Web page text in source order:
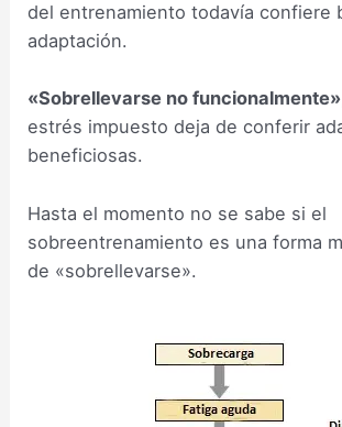
del entrenamiento todavía confiere
adaptación.
«Sobrellevarse no funcionalmente»
estrés impuesto deja de conferir
beneficiosas.
Hasta el momento no se sabe si el
sobreentrenamiento es una forma
de «sobrellevarse».